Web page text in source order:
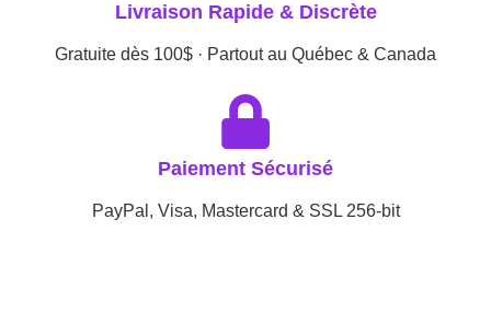
Livraison Rapide & Discrète
Gratuite dès 100$ · Partout au Québec & Canada
Paiement Sécurisé
PayPal, Visa, Mastercard & SSL 256-bit